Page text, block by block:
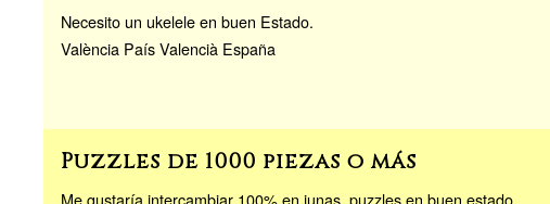
Necesito un ukelele en buen Estado.
València País Valencià España
Puzzles de 1000 piezas o más